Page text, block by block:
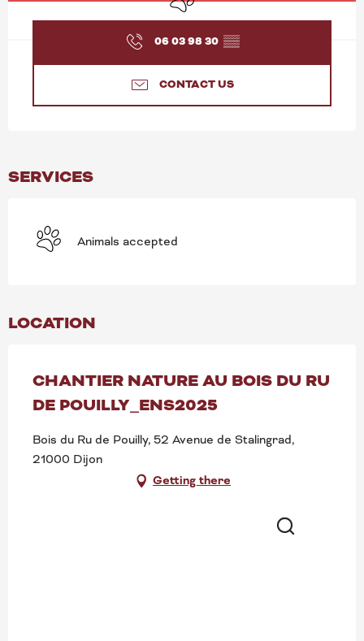
06 03 98 30 ▒▒
CONTACT US
SERVICES
Animals accepted
LOCATION
CHANTIER NATURE AU BOIS DU RU
DE POUILLY_ENS2025
Bois du Ru de Pouilly, 52 Avenue de Stalingrad,
21000 Dijon
Getting there